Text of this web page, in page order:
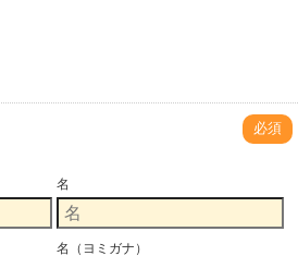
必須
名
名（ヨミガナ）